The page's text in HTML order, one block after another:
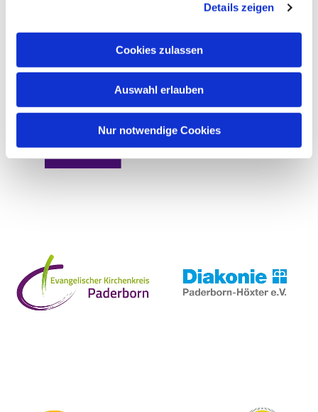
Details zeigen
Cookies zulassen
Auswahl erlauben
Nur notwendige Cookies